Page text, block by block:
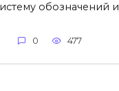
обозначений и
0 477